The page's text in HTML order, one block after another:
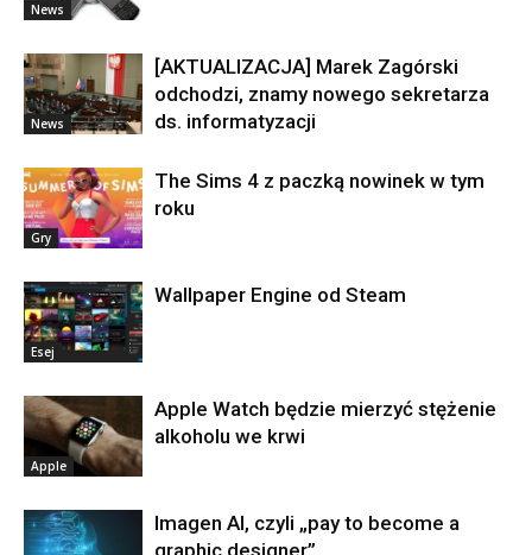
News
News
[AKTUALIZACJA] Marek Zagórski
odchodzi, znamy nowego sekretarza
ds. informatyzacji
Gry
The Sims 4 z paczką nowinek w tym
roku
Esej
Wallpaper Engine od Steam
Apple
Apple Watch będzie mierzyć stężenie
alkoholu we krwi
Imagen AI, czyli „pay to become a
graphic designer”